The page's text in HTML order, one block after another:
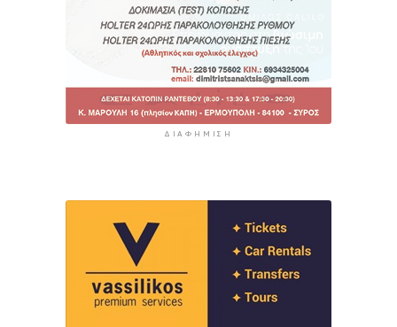
ΔΙΑΦΉΜΙΣΗ